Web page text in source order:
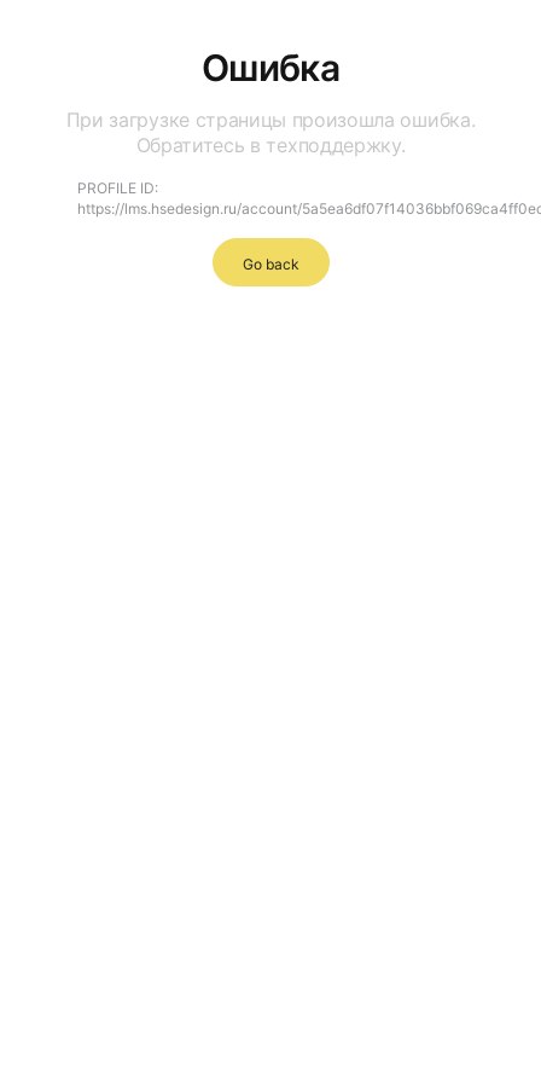
Ошибка
При загрузке страницы произошла ошибка.
Обратитесь в техподдержку.
PROFILE ID:
https://lms.hsedesign.ru/account/
Go back